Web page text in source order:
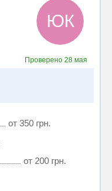
ЮК
Проверено 28 мая
от 350 грн.
от 200 грн.